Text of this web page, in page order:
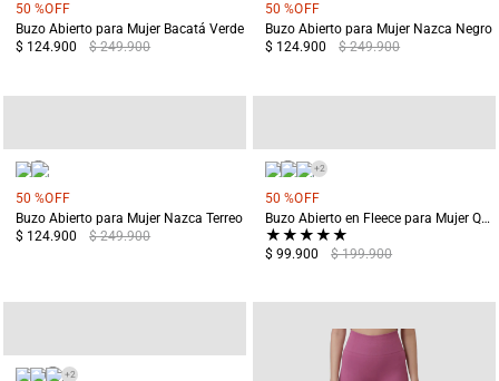
50 %OFF
Buzo Abierto para Mujer Bacatá Verde
$ 124.900
$ 249.900
50 %OFF
Buzo Abierto para Mujer Nazca Negro
$ 124.900
$ 249.900
50 %OFF
Buzo Abierto para Mujer Nazca Terreo
$ 124.900
$ 249.900
+2
50 %OFF
Buzo Abierto en Fleece para Mujer Quilotoa Rosado
★★★★★
$ 99.900 $ 199.900
+2